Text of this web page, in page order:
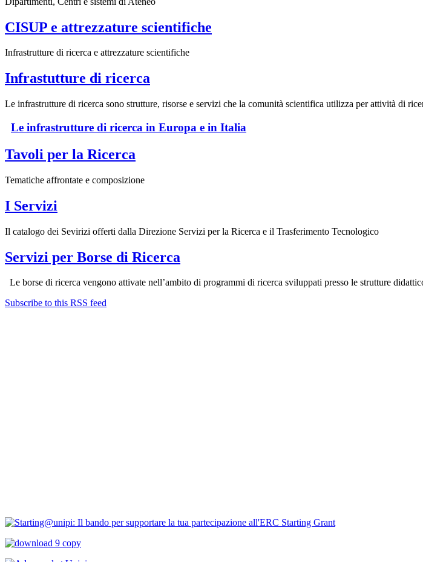
CISUP e attrezzature scientifiche
Infrastrutture di ricerca e attrezzature scientifiche
Infrastutture di ricerca
Le infrastrutture di ricerca sono strutture, risorse e servizi che la comunità scientifica utilizza per attività di
Le infrastrutture di ricerca in Europa e in Italia
Tavoli per la Ricerca
Tematiche affrontate e composizione
I Servizi
Il catalogo dei Sevirizi offerti dalla Direzione Servizi per la Ricerca e il Trasferimento Tecnologico
Servizi per Borse di Ricerca
Le borse di ricerca vengono attivate nell’ambito di programmi di ricerca sviluppati presso le strutture
Subscribe to this RSS feed